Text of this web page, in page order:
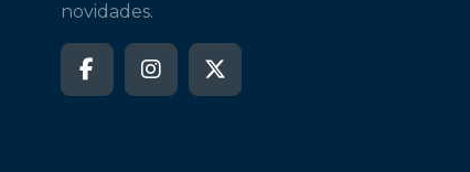
novidades.